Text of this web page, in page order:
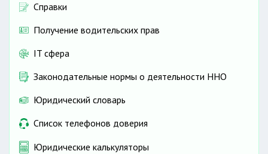
Справки
Получение водительских прав
IT сфера
Законодательные нормы о деятельности ННО
Юридический словарь
Список телефонов доверия
Юридические калькуляторы